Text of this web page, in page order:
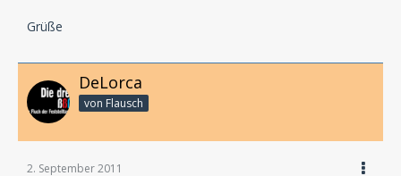
Grüße
DeLorca
von Flausch
2. September 2011